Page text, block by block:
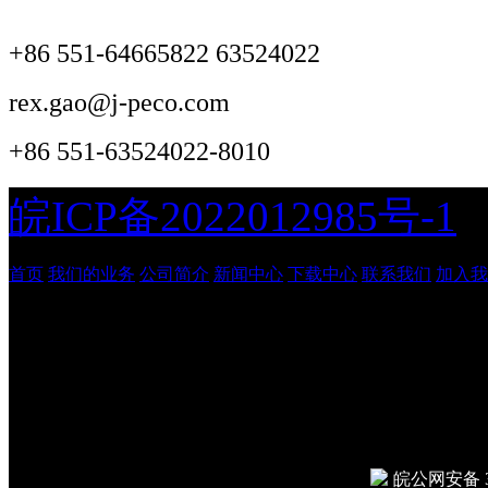
+86 551-64665822 63524022
rex.gao@j-peco.com
+86 551-63524022-8010
皖ICP备2022012985号-1
首页 我们的业务 公司简介 新闻中心 下载中心 联系我们 加入
皖公网安备